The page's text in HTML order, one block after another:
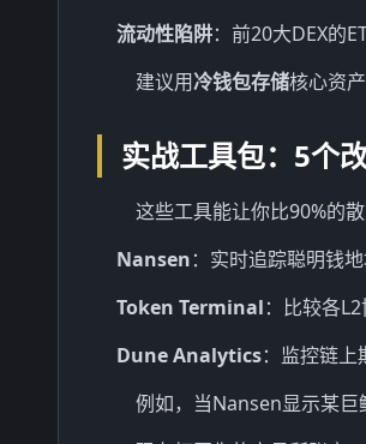
流动性陷阱：前20大DEX的
建议用冷钱包存储核心资
实战工具包：5个
这些工具能让你比90%的
Nansen：实时追踪聪明钱
Token Terminal：比较各L2
Dune Analytics：监控链
例如，当Nansen显示某巨